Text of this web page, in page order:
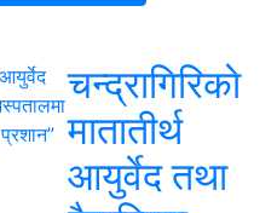
चन्द्रागिरिकाे
मातातीर्थ
आयुर्वेद तथा